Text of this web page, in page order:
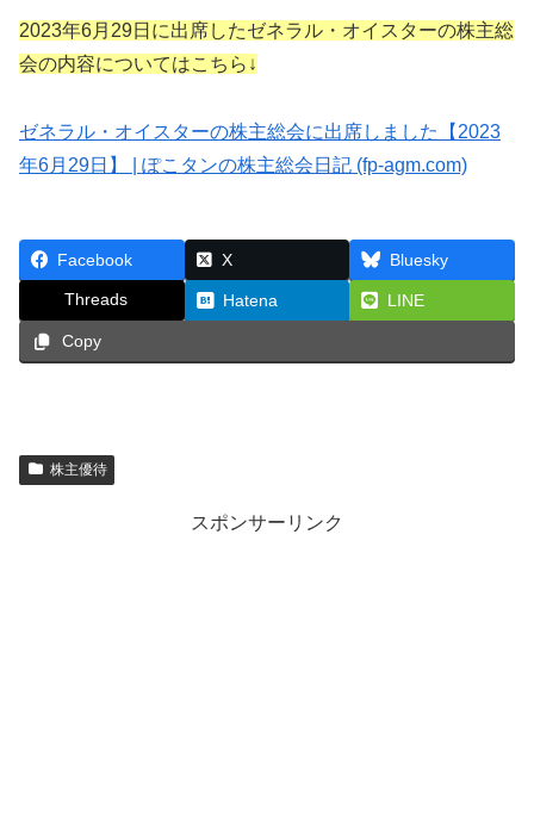
2023年6月29日に出席したゼネラル・オイスターの株主総
会の内容についてはこちら↓
ゼネラル・オイスターの株主総会に出席しました【2023
年6月29日】 | ぽこタンの株主総会日記 (fp-agm.com)
Facebook X Bluesky
Threads Hatena LINE
Copy
株主優待
スポンサーリンク